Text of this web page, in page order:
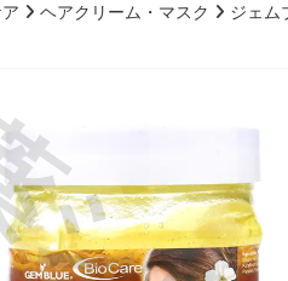
ヘアクリーム・マスク ジェム